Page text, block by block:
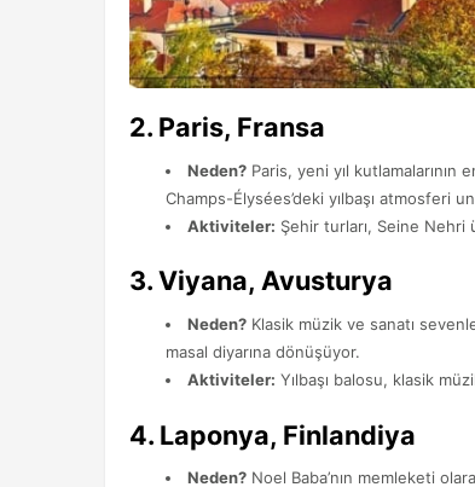
2. Paris, Fransa
Neden? Paris, yeni yıl kutlamalarının
Champs-Élysées’deki yılbaşı atmosferi
Aktiviteler: Şehir turları, Seine Nehri
3.Viyana, Avusturya
Neden? Klasik müzik ve sanatı
masal diyarına dönüşüyor.
Aktiviteler: Yılbaşı balosu, klasik
4. Laponya, Finlandiya
Neden? Noel Baba’nın memleketi